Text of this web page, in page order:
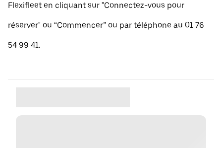
Flexifleet en cliquant sur "Connectez-vous pour
réserver" ou “Commencer” ou par téléphone au 01 76
54 99 41.